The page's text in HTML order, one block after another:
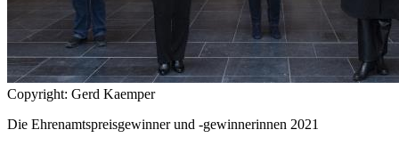
Copyright: Gerd Kaemper
Die Ehrenamtspreisgewinner und -gewinnerinnen 2021